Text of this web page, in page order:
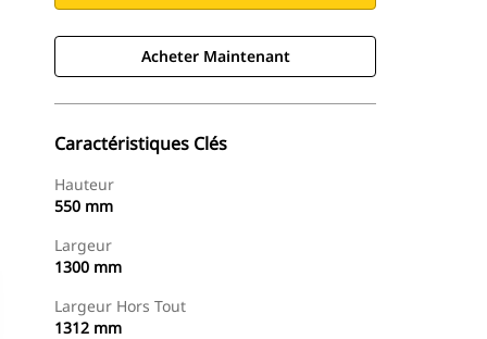
Acheter Maintenant
Caractéristiques Clés
Hauteur
550 mm
Largeur
1300 mm
Largeur Hors Tout
1312 mm